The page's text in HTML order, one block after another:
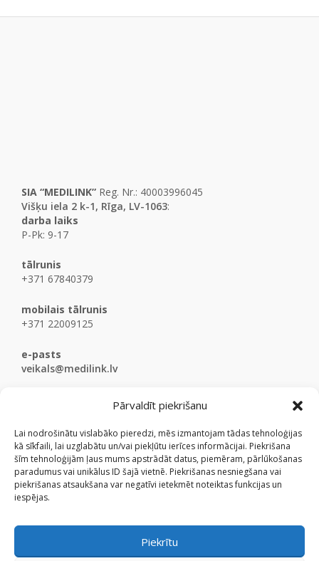
Pārvaldīt piekrišanu
Lai nodrošinātu vislabāko pieredzi, mēs izmantojam tādas tehnoloģijas
kā sīkfaili, lai uzglabātu un/vai piekļūtu ierīces informācijai. Piekrišana
šīm tehnoloģijām ļaus mums apstrādāt datus, piemēram, pārlūkošanas
paradumus vai unikālus ID šajā vietnē. Piekrišanas nesniegšana vai
piekrišanas atsaukšana var negatīvi ietekmēt noteiktas funkcijas un
iespējas.
Piekrītu
SIA “MEDILINK” Reg. Nr.: 40003996045
Višķu iela 2 k-1, Rīga, LV-1063:
darba laiks
P-Pk: 9-17
tālrunis
+371 67840379
mobilais tālrunis
+371 22009125
e-pasts
veikals@medilink.lv